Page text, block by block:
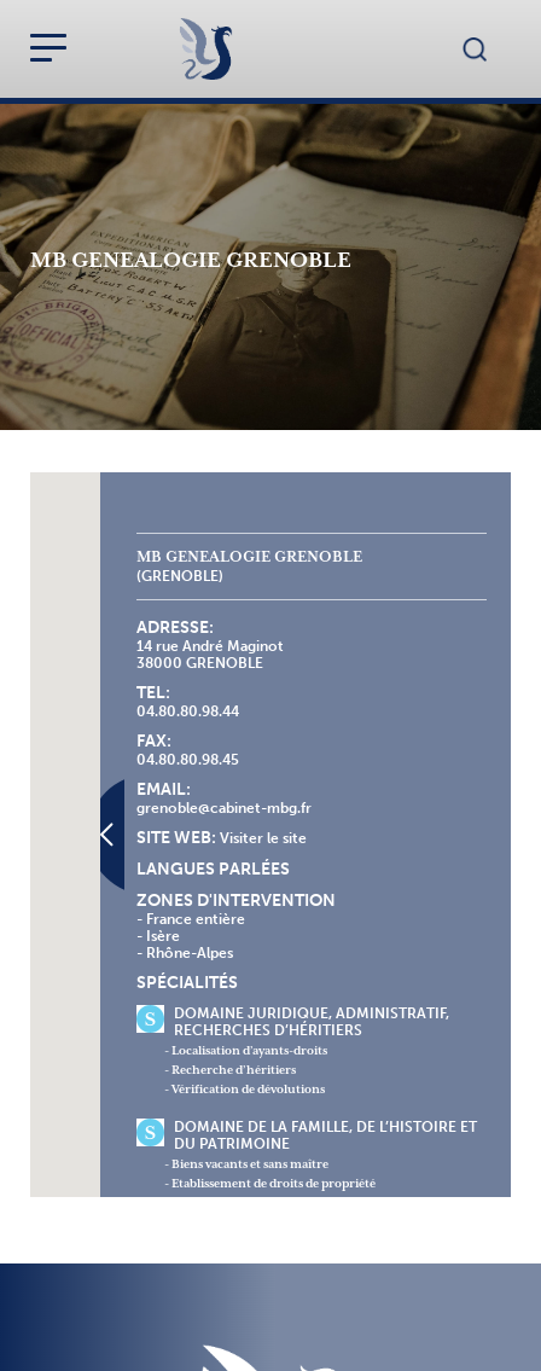
MB GENEALOGIE GRENOBLE
MB GENEALOGIE GRENOBLE
(GRENOBLE)
ADRESSE:
14 rue André Maginot
38000 GRENOBLE
TEL:
04.80.80.98.44
FAX:
04.80.80.98.45
EMAIL:
grenoble@cabinet-mbg.fr
SITE WEB:Visiter le site
LANGUES PARLÉES
ZONES D'INTERVENTION
- France entière
- Isère
- Rhône-Alpes
SPÉCIALITÉS
DOMAINE JURIDIQUE, ADMINISTRATIF,
RECHERCHES D’HÉRITIERS
- Localisation d’ayants-droits
- Recherche d’héritiers
- Vérification de dévolutions
DOMAINE DE LA FAMILLE, DE L’HISTOIRE ET
DU PATRIMOINE
- Biens vacants et sans maître
- Etablissement de droits de propriété